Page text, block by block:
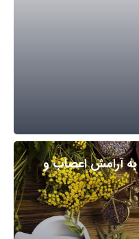
به آرامش اعصاب و